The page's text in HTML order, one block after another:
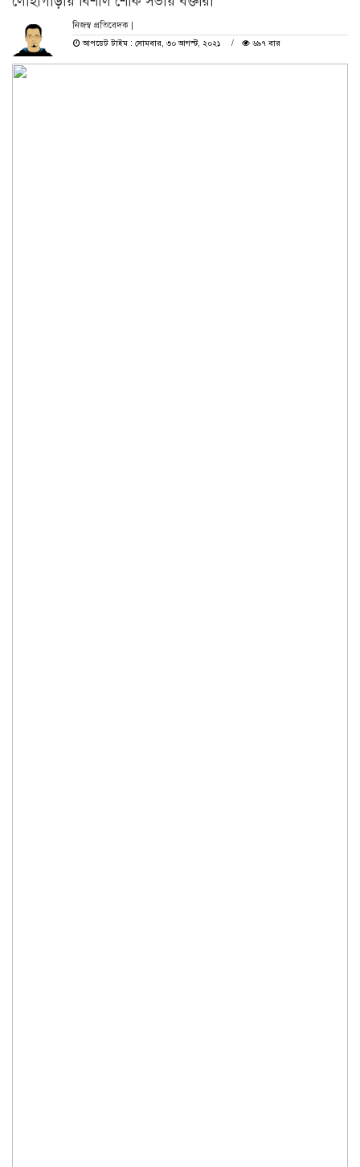
নিজস্ব প্রতিবেদক |
আপডেট টাইম : সোমবার, ৩০ আগস্ট, ২০২১
৬৯৭ বার